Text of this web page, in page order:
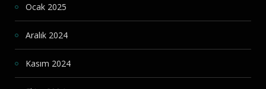
Ocak 2025
Aralık 2024
Kasım 2024